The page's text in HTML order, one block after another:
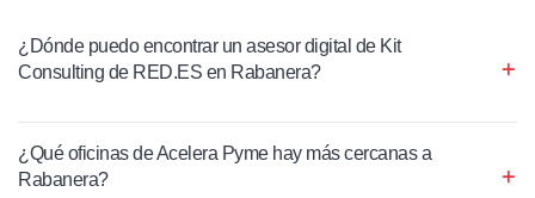
¿Dónde puedo encontrar un asesor digital de Kit
Consulting de RED.ES en Rabanera?
¿Qué oficinas de Acelera Pyme hay más cercanas a
Rabanera?